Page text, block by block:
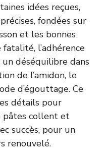
idées reçues,
fondées sur
et les bonnes
l’adhérence
déséquilibre dans
de l’amidon, le
d’égouttage. Ce
détails pour
pâtes collent et
succès, pour un
renouvelé.